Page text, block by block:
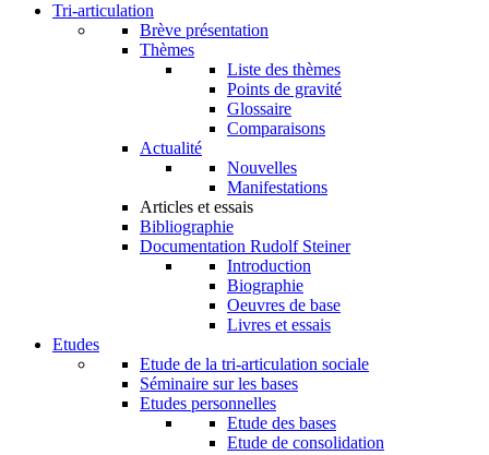
Tri-articulation
Brève présentation
Thèmes
Liste des thèmes
Points de gravité
Glossaire
Comparaisons
Actualité
Nouvelles
Manifestations
Articles et essais
Bibliographie
Documentation Rudolf Steiner
Introduction
Biographie
Oeuvres de base
Livres et essais
Etudes
Etude de la tri-articulation sociale
Séminaire sur les bases
Etudes personnelles
Etude des bases
Etude de consolidation